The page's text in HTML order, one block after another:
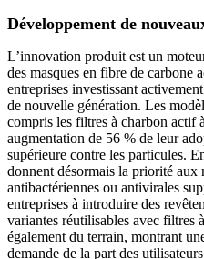
Développement de
L’innovation produit est un
des masques en fibre de carbone
entreprises investissant
de nouvelle génération. Les
compris les filtres à charbon actif
augmentation de 56 % de leur
supérieure contre les particules.
donnent désormais la priorité aux
antibactériennes ou antivirales
entreprises à introduire des
variantes réutilisables avec filtres
également du terrain, montrant
demande de la part des